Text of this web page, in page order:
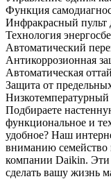
Функция
Инфракрасный пульт
Технология
Автоматический
Антикоррозионная
Автоматическая
Защита от
Подбираете
функциональное и
удобное? Наш
вниманию семейство
компании Daikin.
сделать вашу жизнь